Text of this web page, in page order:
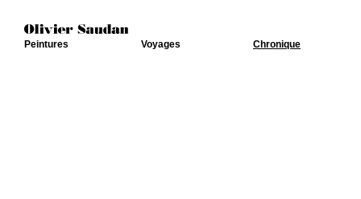
Peintures Voyages Chronique